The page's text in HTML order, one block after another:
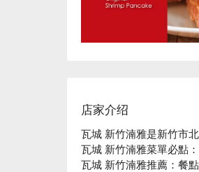
店家介绍
瓦城 新竹湳雅是新竹市
瓦城 新竹湳雅菜單必點
瓦城 新竹湳雅推薦：餐